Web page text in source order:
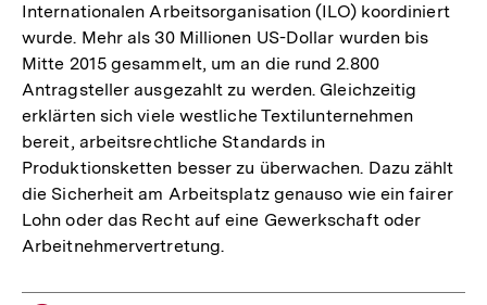
Internationalen Arbeitsorganisation (ILO) koordiniert
wurde. Mehr als 30 Millionen US-Dollar wurden bis
Mitte 2015 gesammelt, um an die rund 2.800
Antragsteller ausgezahlt zu werden. Gleichzeitig
erklärten sich viele westliche Textilunternehmen
bereit, arbeitsrechtliche Standards in
Produktionsketten besser zu überwachen. Dazu zählt
die Sicherheit am Arbeitsplatz genauso wie ein fairer
Lohn oder das Recht auf eine Gewerkschaft oder
Arbeitnehmervertretung.